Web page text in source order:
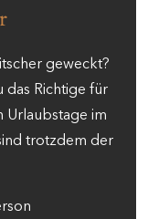
geweckt?
das Richtige für
Urlaubstage im
trotzdem der